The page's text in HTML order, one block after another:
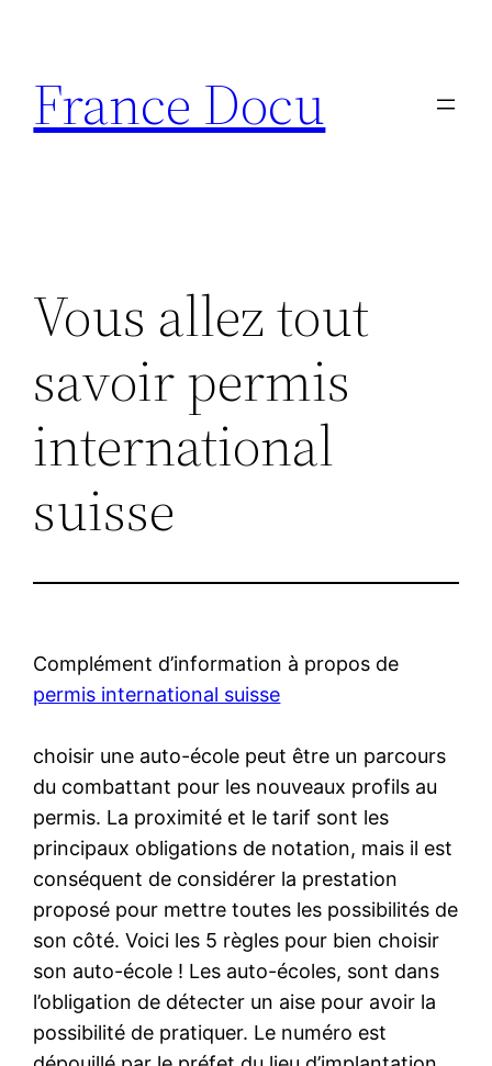
contenu
France Docu
Vous allez tout
savoir permis
international
suisse
Complément d’information à propos de
permis international suisse
choisir une auto-école peut être un parcours
du combattant pour les nouveaux profils au
permis. La proximité et le tarif sont les
principaux obligations de notation, mais il est
conséquent de considérer la prestation
proposé pour mettre toutes les possibilités de
son côté. Voici les 5 règles pour bien choisir
son auto-école ! Les auto-écoles, sont dans
l’obligation de détecter un aise pour avoir la
possibilité de pratiquer. Le numéro est